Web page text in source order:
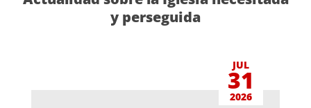
y perseguida
JUL
31
2026